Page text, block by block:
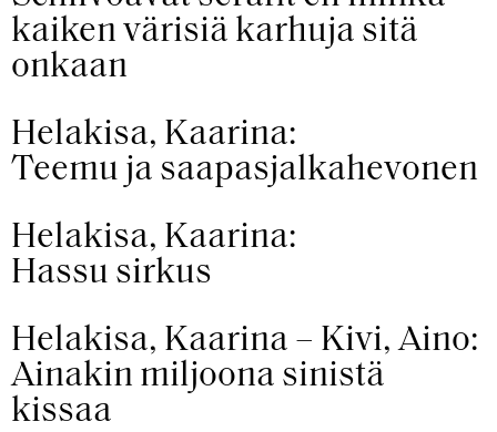
kaiken värisiä karhuja sitä
onkaan
Helakisa, Kaarina:
Teemu ja saapasjalkahevonen
Helakisa, Kaarina:
Hassu sirkus
Helakisa, Kaarina – Kivi, Aino:
Ainakin miljoona sinistä
kissaa